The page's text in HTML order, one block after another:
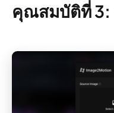
คุณสมบัติที่ 3: